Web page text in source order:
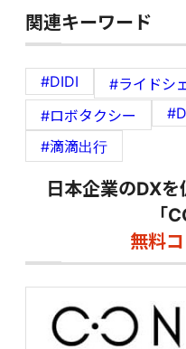
関連キーワード
#DIDI #ライドシ
#ロボタクシー
#滴滴出行
日本企業のDX
「
無料